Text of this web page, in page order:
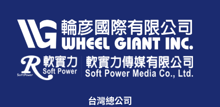
台灣總公司